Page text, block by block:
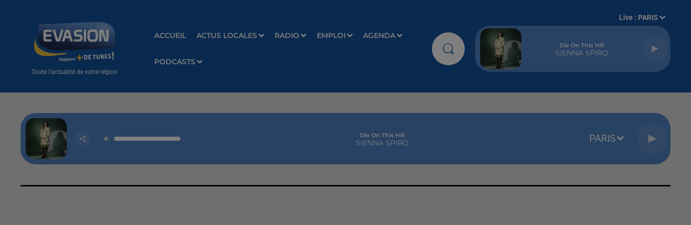
Toute l'actualité de votre région
ACCUEIL ACTUS LOCALES RADIO EMPLOI AGENDA
PODCASTS
Live : PARIS
Die On This Hill
SIENNA SPIRO
Die On This Hill
SIENNA SPIRO PARIS